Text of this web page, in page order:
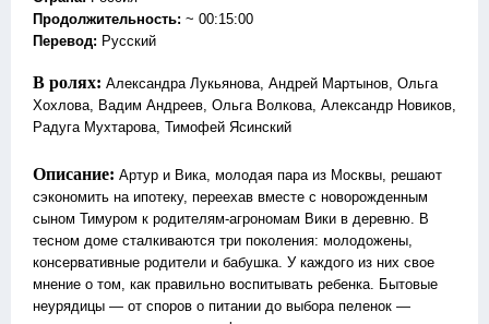
Продолжительность: ~ 00:15:00
Перевод: Русский
В ролях: Александра Лукьянова, Андрей Мартынов, Ольга
Хохлова, Вадим Андреев, Ольга Волкова, Александр Новиков,
Радуга Мухтарова, Тимофей Ясинский
Описание: Артур и Вика, молодая пара из Москвы, решают
сэкономить на ипотеку, переехав вместе с новорожденным
сыном Тимуром к родителям-агрономам Вики в деревню. В
тесном доме сталкиваются три поколения: молодожены,
консервативные родители и бабушка. У каждого из них свое
мнение о том, как правильно воспитывать ребенка. Бытовые
неурядицы — от споров о питании до выбора пеленок —